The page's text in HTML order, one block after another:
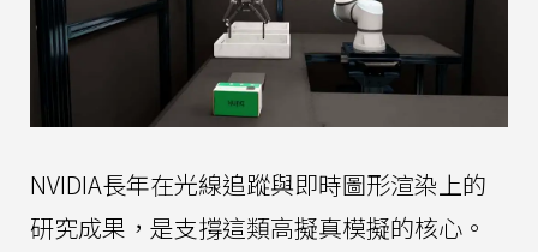
NVIDIA長年在光線追蹤與即時圖形渲染上的
研究成果，是支撐這類高擬真模擬的核心。